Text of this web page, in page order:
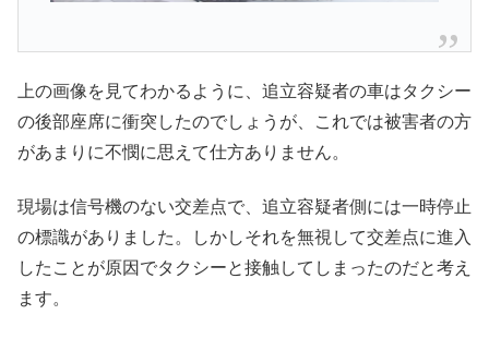
上の画像を見てわかるように、追立容疑者の車はタクシー
の後部座席に衝突したのでしょうが、これでは被害者の方
があまりに不憫に思えて仕方ありません。
現場は信号機のない交差点で、追立容疑者側には一時停止
の標識がありました。しかしそれを無視して交差点に進入
したことが原因でタクシーと接触してしまったのだと考え
ます。